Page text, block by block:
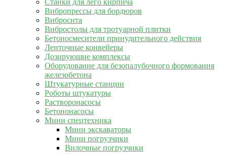
Станки для лего кирпича
Вибропрессы для бордюров
Вибросита
Вибростолы для тротуарной плитки
Бетоносмесители принудительного действия
Ленточные конвейеры
Дозирующие комплексы
Оборудование для безопалубочного формования
железобетона
Штукатурные станции
Роботы штукатуры
Растворонасосы
Бетононасосы
Мини спецтехника
Мини экскаваторы
Мини погрузчики
Вилочные погрузчики